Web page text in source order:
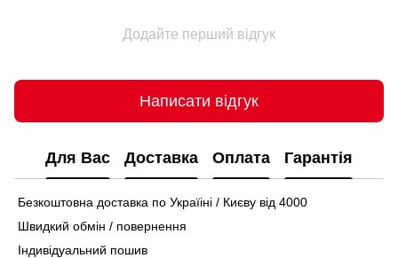
Додайте перший відгук
Написати відгук
Для Вас Доставка Оплата Гарантія
Безкоштовна доставка по Україіні / Києву від 4000
Швидкий обмін / повернення
Індивідуальний пошив